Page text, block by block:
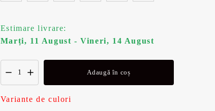
Estimare livrare:
Marți, 11 August - Vineri, 14 August
Adaugă în coș
Variante de culori